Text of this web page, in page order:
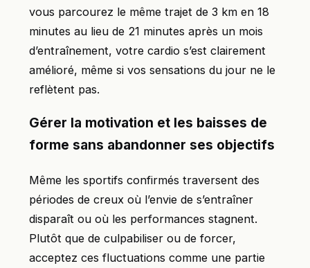
vous parcourez le même trajet de 3 km en 18
minutes au lieu de 21 minutes après un mois
d’entraînement, votre cardio s’est clairement
amélioré, même si vos sensations du jour ne le
reflètent pas.
Gérer la motivation et les baisses de
forme sans abandonner ses objectifs
Même les sportifs confirmés traversent des
périodes de creux où l’envie de s’entraîner
disparaît ou où les performances stagnent.
Plutôt que de culpabiliser ou de forcer,
acceptez ces fluctuations comme une partie